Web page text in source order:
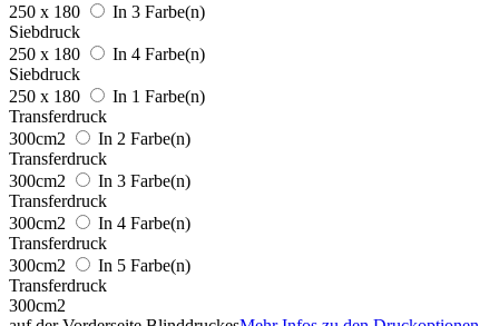
250 x 180
In 3 Farbe(n)
Siebdruck
250 x 180
In 4 Farbe(n)
Siebdruck
250 x 180
In 1 Farbe(n)
Transferdruck
300cm2
In 2 Farbe(n)
Transferdruck
300cm2
In 3 Farbe(n)
Transferdruck
300cm2
In 4 Farbe(n)
Transferdruck
300cm2
In 5 Farbe(n)
Transferdruck
300cm2